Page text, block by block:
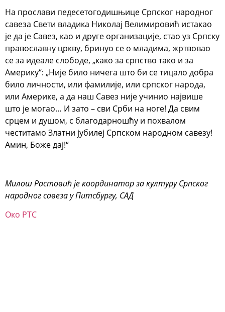
На прослави педесетогодишњице Српског народног
савеза Свети владика Николај Велимировић истакао
је да је Савез, као и друге организације, стао уз Српску
православну цркву, бринуо се о младима, жртвовао
се за идеале слободе, „како за српство тако и за
Америку“: „Није било ничега што би се тицало добра
било личности, или фамилије, или српског народа,
или Америке, а да наш Савез није учинио највише
што је могао… И зато – сви Срби на ноге! Да свим
срцем и душом, с благодарношћу и похвалом
честитамо Златни јубилеј Српском народном савезу!
Амин, Боже дај!“
Милош Растовић је координатор за културу Српског
народног савеза у Питсбургу, САД
Око РТС